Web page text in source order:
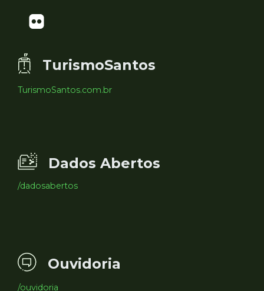
TurismoSantos
TurismoSantos.com.br
Dados Abertos
/dadosabertos
Ouvidoria
/ouvidoria